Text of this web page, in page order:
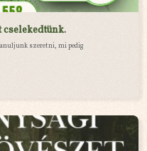
szeretni, mi pedig